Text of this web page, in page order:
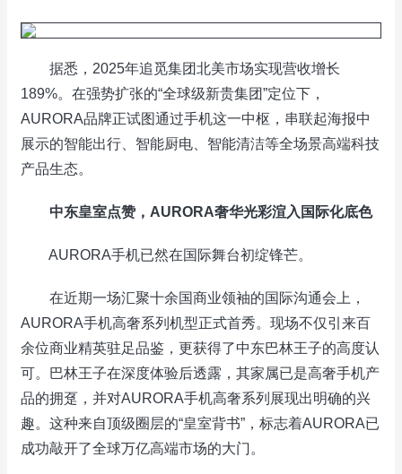
据悉，2025年追觅集团北美市场实现营收增长
189%。在强势扩张的“全球级新贵集团”定位下，
AURORA品牌正试图通过手机这一中枢，串联起海报中
展示的智能出行、智能厨电、智能清洁等全场景高端科技
产品生态。
中东皇室点赞，AURORA奢华光彩渲入国际化底色
AURORA手机已然在国际舞台初绽锋芒。
在近期一场汇聚十余国商业领袖的国际沟通会上，
AURORA手机高奢系列机型正式首秀。现场不仅引来百
余位商业精英驻足品鉴，更获得了中东巴林王子的高度认
可。巴林王子在深度体验后透露，其家属已是高奢手机产
品的拥趸，并对AURORA手机高奢系列展现出明确的兴
趣。这种来自顶级圈层的“皇室背书”，标志着AURORA已
成功敲开了全球万亿高端市场的大门。